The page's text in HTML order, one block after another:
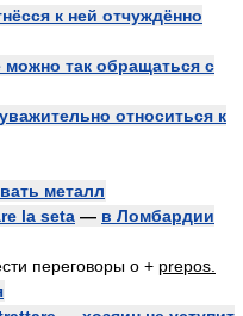
к ней отчуждённо
можно так обращаться с
уважительно относиться к
металл
la seta — в Ломбардии
переговоры о + prepos.